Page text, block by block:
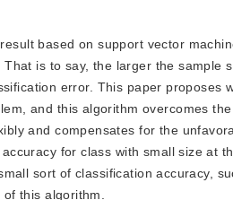
based on support vector
is to say, the larger the sample
error. This paper proposes
and this algorithm overcomes
and compensates for the
for class with small size at
sort of classification accuracy,
this algorithm.